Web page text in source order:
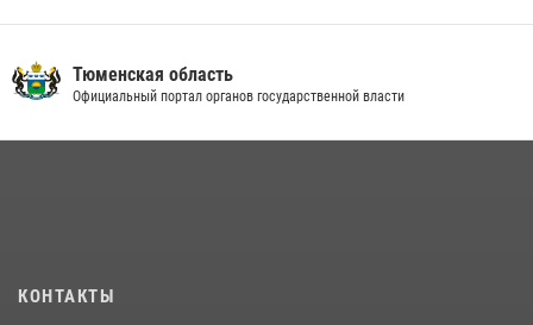
10 июля 2026, 11:46 7
Тюменская область
Официальный портал органов государственной власти
КОНТАКТЫ